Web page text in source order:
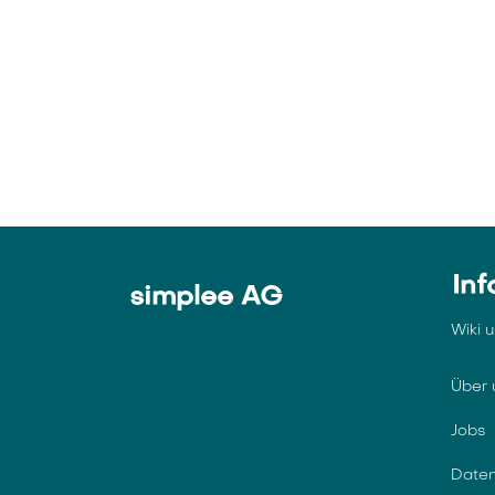
simplee AG
Wiki
Über
Jobs